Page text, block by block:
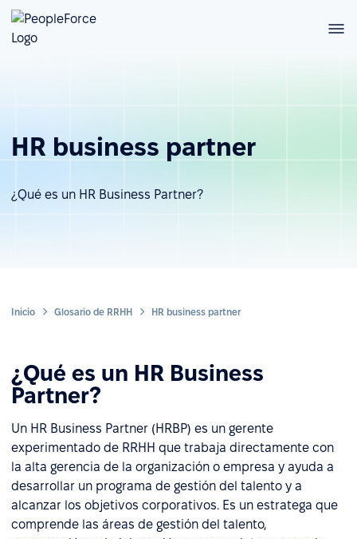
HR business partner
¿Qué es un HR Business Partner?
Inicio Glosario de RRHH HR business partner
¿Qué es un HR Business
Partner?
Un HR Business Partner (HRBP) es un gerente
experimentado de RRHH que trabaja directamente con
la alta gerencia de la organización o empresa y ayuda a
desarrollar un programa de gestión del talento y a
alcanzar los objetivos corporativos. Es un estratega que
comprende las áreas de gestión del talento,